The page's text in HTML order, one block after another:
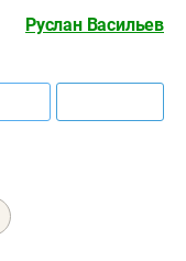
Руслан Васильев